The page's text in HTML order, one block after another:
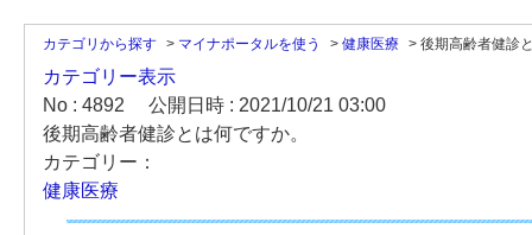
カテゴリから探す > マイナポータルを使う > 健康医療 > 後期高齢者健診
カテゴリー表示
No : 4892
公開日時 : 2021/10/21 03:00
後期高齢者健診とは何ですか。
カテゴリー：
健康医療